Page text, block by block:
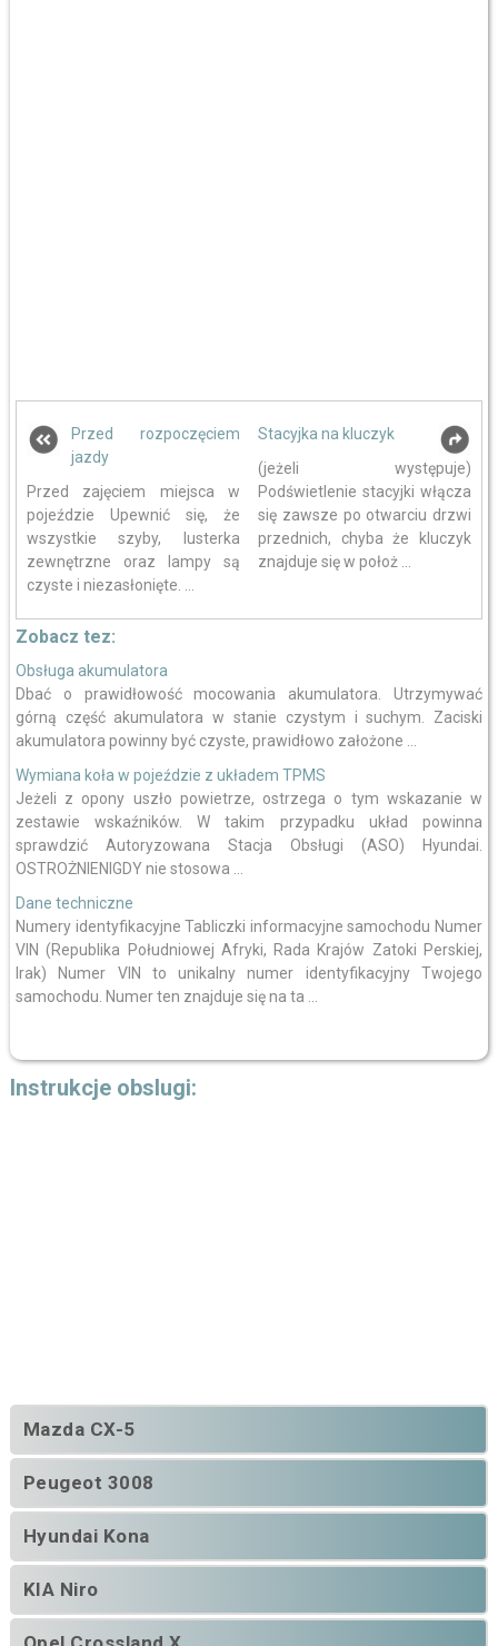
Przed rozpoczęciem
jazdy
Przed zajęciem miejsca w
pojeździe Upewnić się, że
wszystkie szyby, lusterka
zewnętrzne oraz lampy są
czyste i niezasłonięte. ...
Stacyjka na kluczyk
(jeżeli występuje)
Podświetlenie stacyjki włącza
się zawsze po otwarciu drzwi
przednich, chyba że kluczyk
znajduje się w położ ...
Zobacz tez:
Obsługa akumulatora
Dbać o prawidłowość mocowania akumulatora. Utrzymywać
górną część akumulatora w stanie czystym i suchym. Zaciski
akumulatora powinny być czyste, prawidłowo założone ...
Wymiana koła w pojeździe z układem TPMS
Jeżeli z opony uszło powietrze, ostrzega o tym wskazanie w
zestawie wskaźników. W takim przypadku układ powinna
sprawdzić Autoryzowana Stacja Obsługi (ASO) Hyundai.
OSTROŻNIENIGDY nie stosowa ...
Dane techniczne
Numery identyfikacyjne Tabliczki informacyjne samochodu Numer
VIN (Republika Południowej Afryki, Rada Krajów Zatoki Perskiej,
Irak) Numer VIN to unikalny numer identyfikacyjny Twojego
samochodu. Numer ten znajduje się na ta ...
Instrukcje obslugi:
Mazda CX-5
Peugeot 3008
Hyundai Kona
KIA Niro